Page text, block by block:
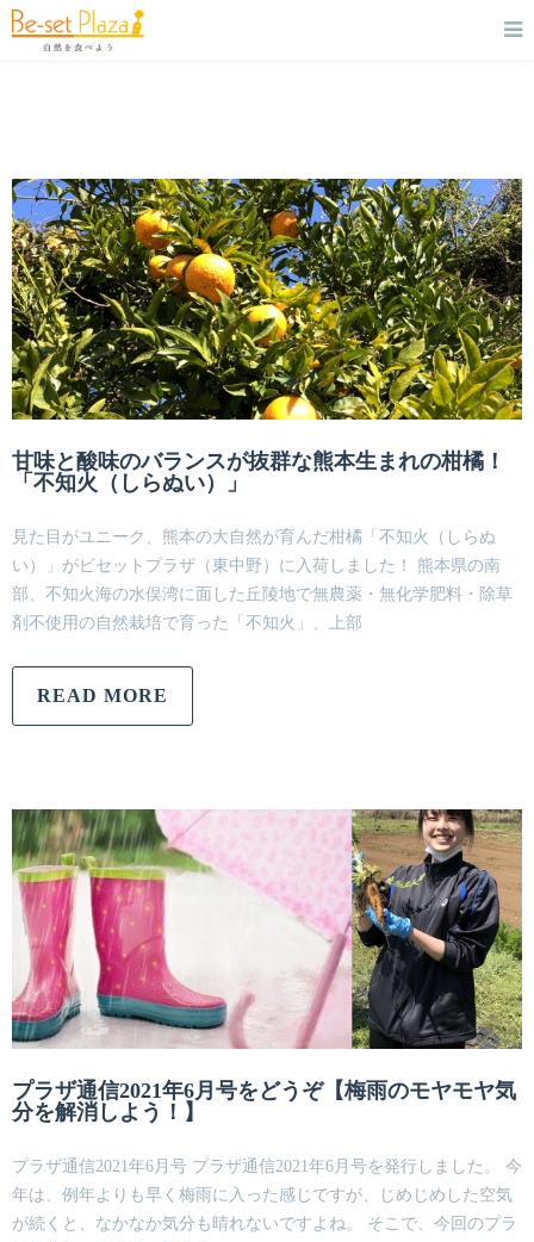
甘味と酸味のバランスが抜群な熊本生まれの柑橘！
「不知火（しらぬい）」
見た目がユニーク、熊本の大自然が育んだ柑橘「不知火（しらぬ
い）」がビセットプラザ（東中野）に入荷しました！ 熊本県の南
部、不知火海の水俣湾に面した丘陵地で無農薬・無化学肥料・除草
剤不使用の自然栽培で育った「不知火」、上部
READ MORE
プラザ通信2021年6月号をどうぞ【梅雨のモヤモヤ気
分を解消しよう！】
プラザ通信2021年6月号 プラザ通信2021年6月号を発行しました。 今
年は、例年よりも早く梅雨に入った感じですが、じめじめした空気
が続くと、なかなか気分も晴れないですよね。 そこで、今回のプラ